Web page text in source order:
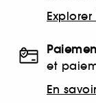
Explorer
et
En